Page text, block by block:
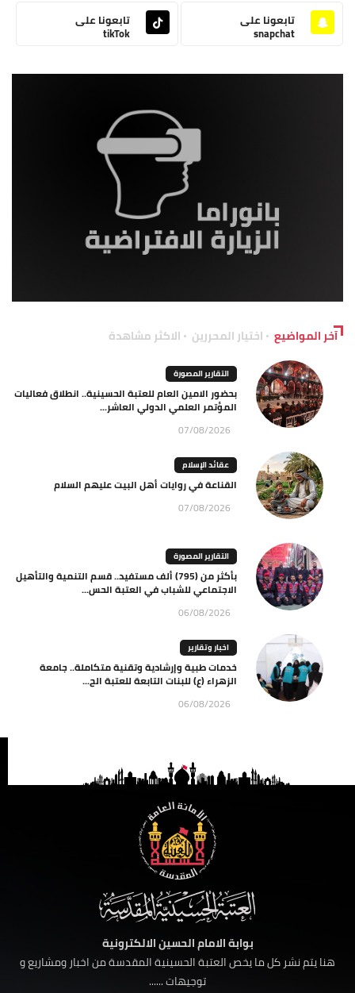
تابعونا على
snapchat
تابعونا على
tikTok
آخر المواضيع اختيار المحررين الاكثر مشاهدة
التقارير المصورة
بحضور الامين العام للعتبة الحسينية.. انطلاق فعاليات
المؤتمر العلمي الدولي العاشر...
07/08/2026
عقائد الإسلام
القناعة في روايات أهل البيت عليهم السلام
07/08/2026
التقارير المصورة
بأكثر من (795) ألف مستفيد.. قسم التنمية والتأهيل
الاجتماعي للشباب في العتبة الحس...
06/08/2026
اخبار وتقارير
خدمات طبية وإرشادية وتقنية متكاملة.. جامعة
الزهراء (ع) للبنات التابعة للعتبة الح...
06/08/2026
بوابة الامام الحسين الالكترونية
هنا يتم نشر كل ما يخص العتبة الحسينية المقدسة من اخبار ومشاريع و
توجيهات ......